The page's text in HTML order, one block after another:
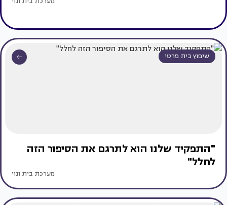
שיפוץ בית פרטי
"התפקיד שלנו הוא לתרגם את הסיפור הזה
לחלל"
מערכת בית ונוי